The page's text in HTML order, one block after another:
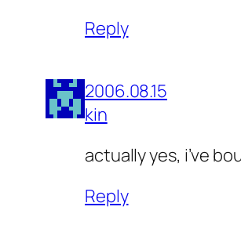
Reply
2006.08.15
kin
actually yes, i’ve
Reply